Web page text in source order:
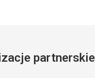
partnerskie